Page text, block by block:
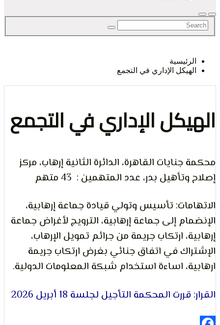
و
الإداري في التجمع
الإداري في التجمع
القاهرة، الدائرة الثانية إرهاب، مركز
بدر، عدد المتهمين : 43 متهم
تأسيس وتولي قيادة جماعة إرهابية،
إلى جماعة إرهابية، الترويج لأغراض جماعة
ارتكاب جريمة من جرائم تمويل الإرهاب،
في اتفاق جنائي بغرض ارتكاب جريمة
اساءة استخدام شبكة المعلومات الدولية.
المحكمة التأجيل لجلسة 18 أبريل 2026